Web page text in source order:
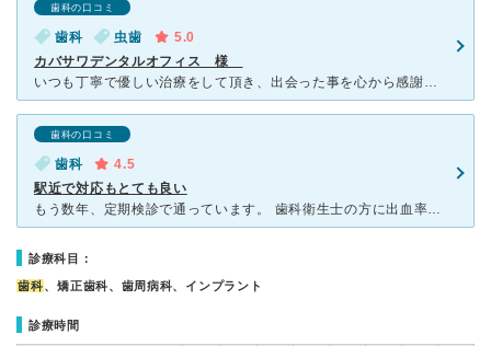
歯科の口コミ
歯科 虫歯
5.0
カバサワデンタルオフィス 様
いつも丁寧で優しい治療をして頂き、出会った事を心から感謝の日々です。本当にありがとうございます。 今年の5月頃から通院させて頂いていますが、とても雰囲気が温かく、そして明るい室内で幸せになるような医院
歯科の口コミ
歯科
4.5
駅近で対応もとても良い
もう数年、定期検診で通っています。 歯科衛生士の方に出血率の検査や歯石取りなどをしてもらった後に、最後にきちんと先生の診察があります。 歯科衛生士さんも先生も「何か心配なことなどはありますか？」な
診療科目：
歯科、矯正歯科、歯周病科、インプラント
診療時間